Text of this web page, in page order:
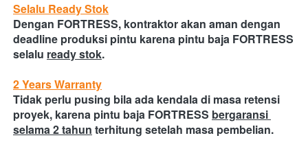
Selalu Ready Stok
Dengan FORTRESS, kontraktor akan aman dengan
deadline produksi pintu karena pintu baja FORTRESS
selalu ready stok.
2 Years Warranty
Tidak perlu pusing bila ada kendala di masa retensi
proyek, karena pintu baja FORTRESS bergaransi
selama 2 tahun terhitung setelah masa pembelian.